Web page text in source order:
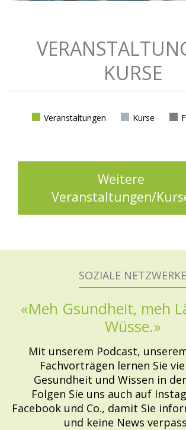
KURSE
Veranstaltungen Kurse
Weitere
Veranstaltungen/
SOZIALE NETZWERKE
«Meh Gsundheit, meh
Wüsse.»
Mit unserem Podcast,
Fachvorträgen lernen Sie
Gesundheit und Wissen in
Folgen Sie uns auch auf
Facebook und Co., damit Sie
und keine News